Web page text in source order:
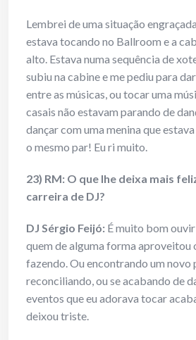
Lembrei de uma situação
estava tocando no Ballroom e a
alto. Estava numa sequência de
subiu na cabine e me pediu para
entre as músicas, ou tocar uma
casais não estavam parando de
dançar com uma menina que
o mesmo par! Eu ri muito.
23) RM: O que lhe deixa mais
carreira de DJ?
DJ Sérgio Feijó: É muito bom
quem de alguma forma aproveitou
fazendo. Ou encontrando um novo
reconciliando, ou se acabando de
eventos que eu adorava tocar
deixou triste.